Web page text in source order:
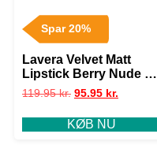
Spar 20%
Lavera Velvet Matt
Lipstick Berry Nude 01
X
119.95kr. 95.95 kr.
KØB NU